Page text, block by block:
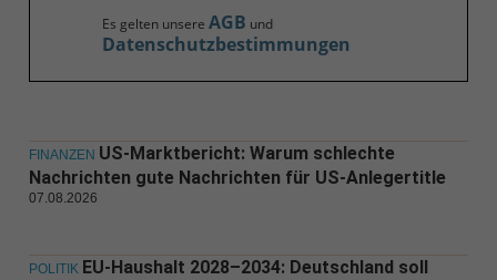
Es gelten unsere AGB und
Datenschutzbestimmungen
FINANZEN US-Marktbericht: Warum schlechte
Nachrichten gute Nachrichten für US-Anlegertitle
07.08.2026
POLITIK EU-Haushalt 2028–2034: Deutschland soll